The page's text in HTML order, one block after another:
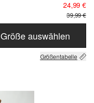
24,99 €
39,99 €
Größe auswählen
Größentabelle